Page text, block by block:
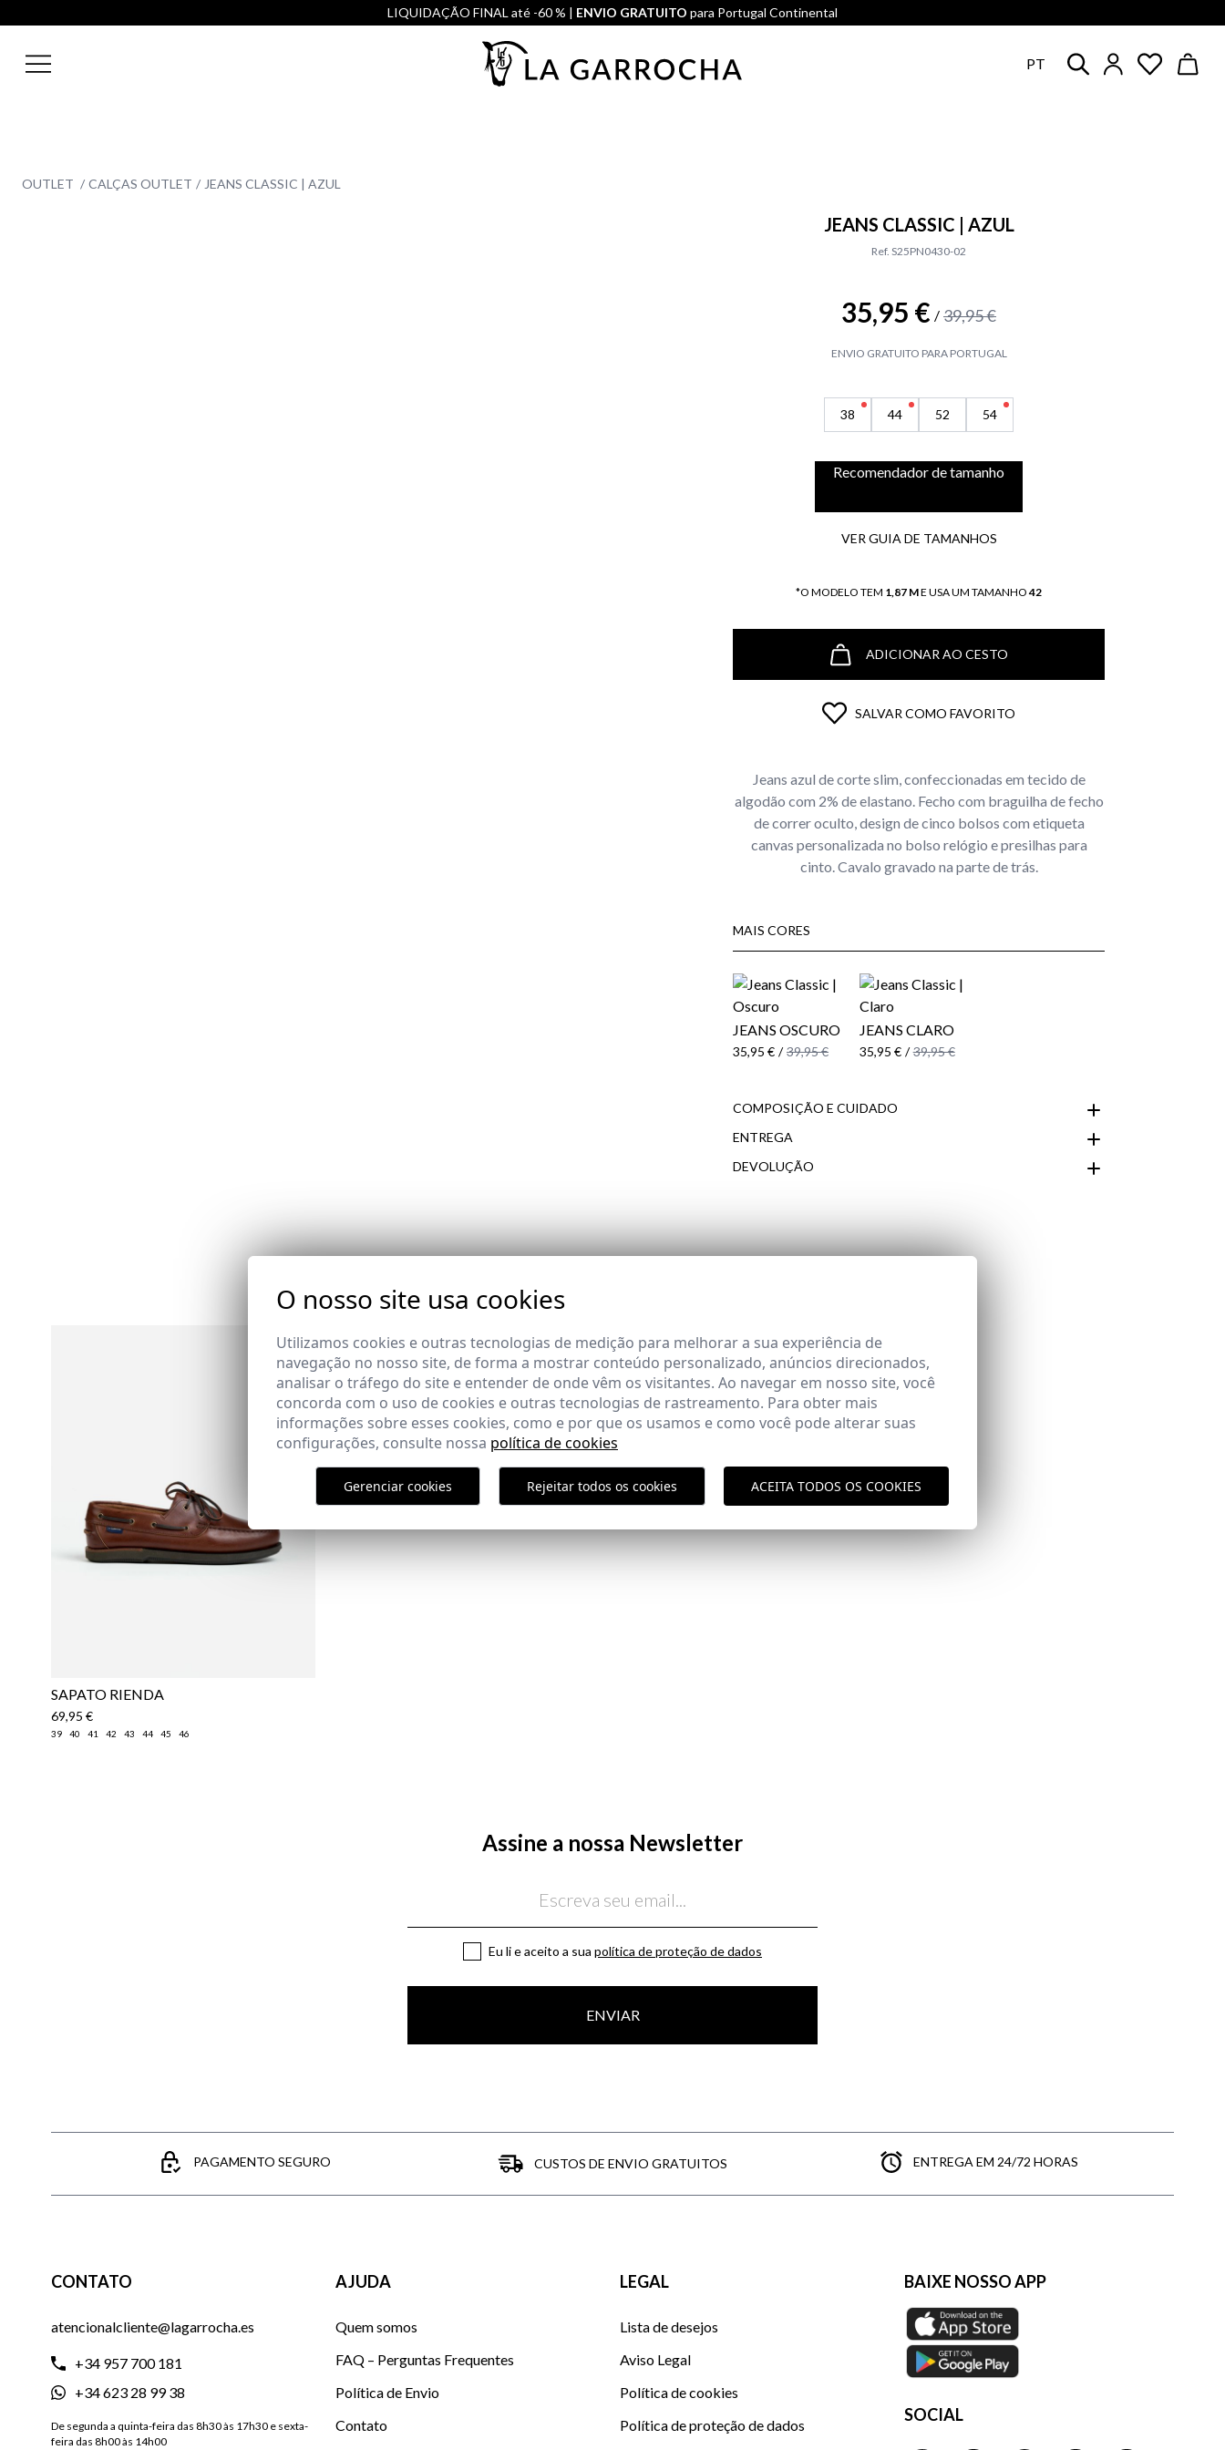
LIQUIDAÇÃO FINAL até -60 % | ENVIO GRATUITO para Portugal Continental
PT
OUTLET CALÇAS OUTLET JEANS CLASSIC | AZUL
JEANS CLASSIC | AZUL
Ref. S25PN0430-02
35,95 € / 39,95 €
ENVIO GRATUITO PARA PORTUGAL
38 44 52 54
Recomendador de tamanho
VER GUIA DE TAMANHOS
*O MODELO TEM 1,87 ME USA UM TAMANHO42
ADICIONAR AO CESTO
SALVAR COMO FAVORITO
Jeans azul de corte slim, confeccionadas em tecido de
algodão com 2% de elastano. Fecho com braguilha de fecho
de correr oculto, design de cinco bolsos com etiqueta
canvas personalizada no bolso relógio e presilhas para
cinto. Cavalo gravado na parte de trás.
MAIS CORES
JEANS OSCURO
35,95 € / 39,95 €
JEANS CLARO
35,95 € / 39,95 €
COMPOSIÇÃO E CUIDADO
ENTREGA
DEVOLUÇÃO
​SAPATO RIENDA
69,95 €
39 40 41 42 43 44 45 46
Assine a nossa Newsletter
Eu li e aceito a sua política de proteção de dados
ENVIAR
PAGAMENTO SEGURO CUSTOS DE ENVIO GRATUITOS ENTREGA EM 24/72 HORAS
CONTATO
atencionalcliente@lagarrocha.es
+34 957 700 181
+34 623 28 99 38
De segunda a quinta-feira das 8h30 às 17h30 e sexta-
feira das 8h00 às 14h00
AJUDA
Quem somos
FAQ – Perguntas Frequentes
Política de Envio
Contato
LEGAL
Lista de desejos
Aviso Legal
Política de cookies
Política de proteção de dados
BAIXE NOSSO APP
SOCIAL
O nosso site usa cookies
Utilizamos cookies e outras tecnologias de medição para melhorar a sua experiência de
navegação no nosso site, de forma a mostrar conteúdo personalizado, anúncios direcionados,
analisar o tráfego do site e entender de onde vêm os visitantes. Ao navegar em nosso site, você
concorda com o uso de cookies e outras tecnologias de rastreamento. Para obter mais
informações sobre esses cookies, como e por que os usamos e como você pode alterar suas
configurações, consulte nossa política de cookies
Gerenciar cookies Rejeitar todos os cookies ACEITA TODOS OS COOKIES